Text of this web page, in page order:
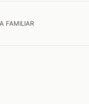
FAMILIAR